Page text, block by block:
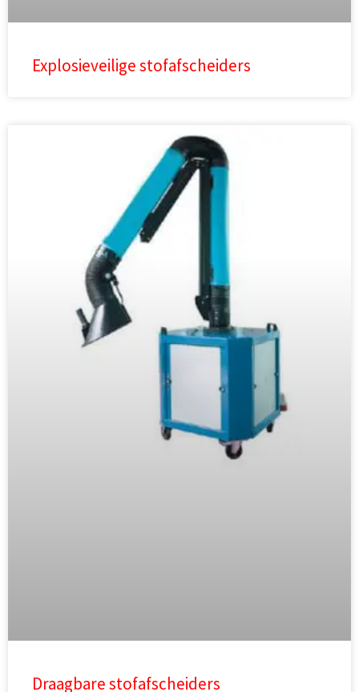
Explosieveilige stofafscheiders
Draagbare stofafscheiders